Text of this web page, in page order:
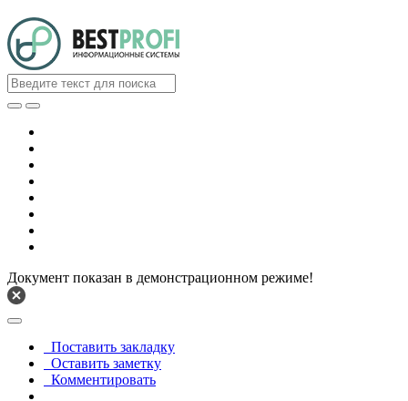
Документ показан в демонстрационном режиме!
Поставить закладку
Оставить заметку
Комментировать